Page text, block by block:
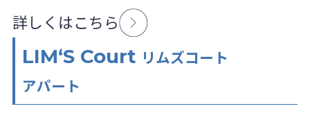
詳しくはこちら
LIM‘S Court リムズコート
アパート